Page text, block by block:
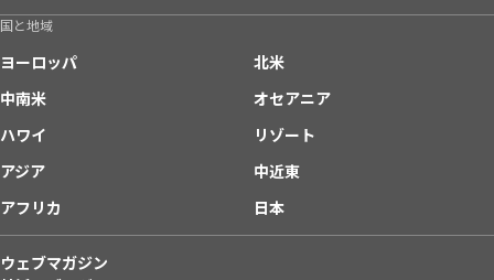
国と地域
ヨーロッパ
北米
中南米
オセアニア
ハワイ
リゾート
アジア
中近東
アフリカ
日本
ウェブマガジン